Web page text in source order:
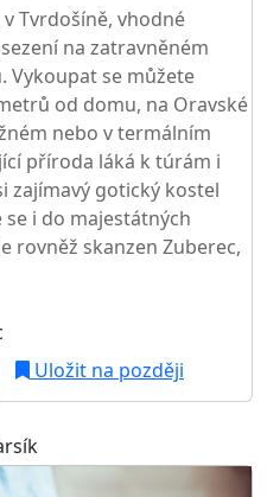
Tvrdošíně, vhodné
na zatravněném
Vykoupat se můžete
od domu, na Oravské
nebo v termálním
příroda láká k túrám i
zajímavý gotický kostel
i do majestátných
rovněž skanzen Zuberec,
Uložit na později